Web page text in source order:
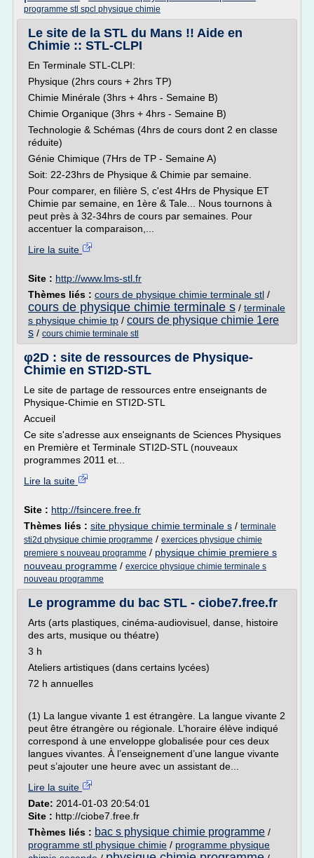
programme stl spcl physique chimie
Le site de la STL du Mans !! Aide en
Chimie :: STL-CLPI
En Terminale STL-CLPI:
Physique (2hrs cours + 2hrs TP)
Chimie Minérale (3hrs + 4hrs - Semaine B)
Chimie Organique (3hrs + 4hrs - Semaine B)
Technologie & Schémas (4hrs de cours dont 2 en classe
réduite)
Génie Chimique (7Hrs de TP - Semaine A)
Soit: 22-23hrs de Physique & Chimie par semaine.
Pour comparer, en filière S, c'est 4Hrs de Physique ET
Chimie par semaine, en 1ère & Tale... Nous tournons à
peut près à 32-34hrs de cours par semaines. Pour
accentuer la comparaison,...
Lire la suite
Site : http://www.lms-stl.fr
Thèmes liés : cours de physique chimie terminale stl /
cours de physique chimie terminale s / terminale
s physique chimie tp / cours de physique chimie 1ere
s / cours chimie terminale stl
φ2D : site de ressources de Physique-
Chimie en STI2D-STL
Le site de partage de ressources entre enseignants de
Physique-Chimie en STI2D-STL
Accueil
Ce site s'adresse aux enseignants de Sciences Physiques
en Première et Terminale STI2D-STL (nouveaux
programmes 2011 et...
Lire la suite
Site : http://fsincere.free.fr
Thèmes liés : site physique chimie terminale s / terminale
sti2d physique chimie programme / exercices physique chimie
premiere s nouveau programme / physique chimie premiere s
nouveau programme / exercice physique chimie terminale s
nouveau programme
Le programme du bac STL - ciobe7.free.fr
Arts (arts plastiques, cinéma-audiovisuel, danse, histoire
des arts, musique ou théatre)
3 h
Ateliers artistiques (dans certains lycées)
72 h annuelles
(1) La langue vivante 1 est étrangère. La langue vivante 2
peut être étrangère ou régionale. L’horaire élève indiqué
correspond à une enveloppe globalisée pour ces deux
langues vivantes. À l’enseignement d’une langue vivante
peut s’ajouter une heure avec un assistant de...
Lire la suite
Date: 2014-01-03 20:54:01
Site : http://ciobe7.free.fr
Thèmes liés : bac s physique chimie programme /
programme stl physique chimie / programme physique